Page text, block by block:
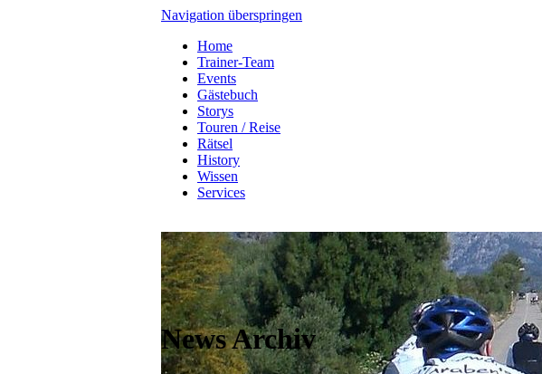
Navigation überspringen
Home
Trainer-Team
Events
Gästebuch
Storys
Touren / Reise
Rätsel
History
Wissen
Services
News Archiv